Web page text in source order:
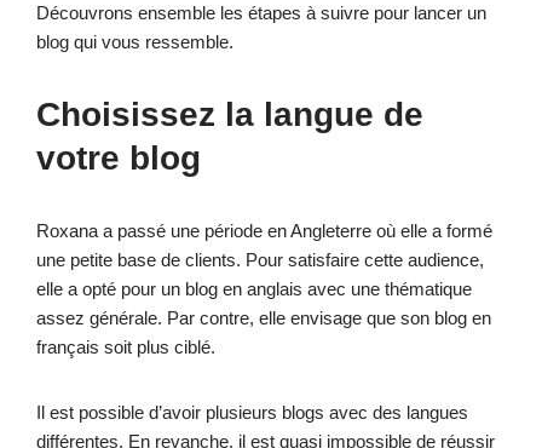
Découvrons ensemble les étapes à suivre pour lancer un
blog qui vous ressemble.
Choisissez la langue de
votre blog
Roxana a passé une période en Angleterre où elle a formé
une petite base de clients. Pour satisfaire cette audience,
elle a opté pour un blog en anglais avec une thématique
assez générale. Par contre, elle envisage que son blog en
français soit plus ciblé.
Il est possible d’avoir plusieurs blogs avec des langues
différentes. En revanche, il est quasi impossible de réussir